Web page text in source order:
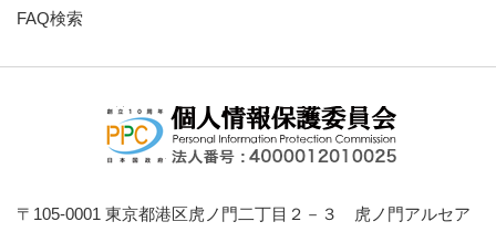
FAQ検索
〒105-0001 東京都港区虎ノ門二丁目２－３ 虎ノ門アルセア